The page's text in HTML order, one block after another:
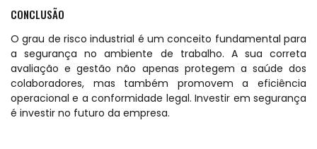
CONCLUSÃO
O grau de risco industrial é um conceito fundamental para
a segurança no ambiente de trabalho. A sua correta
avaliação e gestão não apenas protegem a saúde dos
colaboradores, mas também promovem a eficiência
operacional e a conformidade legal. Investir em segurança
é investir no futuro da empresa.